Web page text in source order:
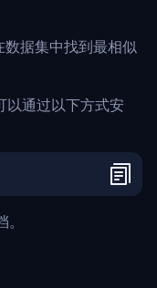
据集中找到最相似
以通过以下方式安